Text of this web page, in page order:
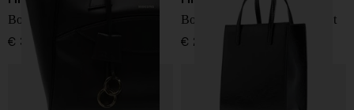
Borsa shopping in pelle
€ 375,00
Borsa a mano in pelle Pocket
€ 295,00